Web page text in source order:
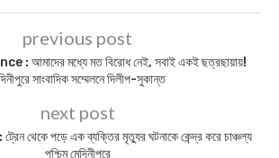
previous post
আমাদের মধ্যে মত বিরোধ নেই, সবাই একই ছত্রছায়ায়!
সাংবাদিক সম্মেলনে দিলীপ-সুকান্ত
next post
পড়ে এক ব্যক্তির মৃত্যুর ঘটনাকে কেন্দ্র করে চাঞ্চল্য
পশ্চিম মেদিনীপুরে